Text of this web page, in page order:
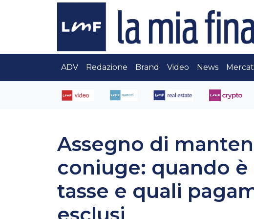
ADV Redazione Brand Video News
Assegno di
coniuge: quando
tasse e quali